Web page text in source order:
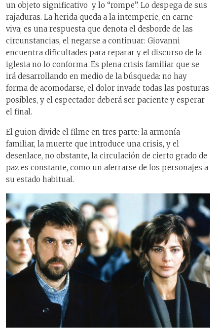
un objeto significativo y lo “rompe”. Lo despega de sus
rajaduras. La herida queda a la intemperie, en carne
viva; es una respuesta que denota el desborde de las
circunstancias, el negarse a continuar: Giovanni
encuentra dificultades para reparar y el discurso de la
iglesia no lo conforma. Es plena crisis familiar que se
irá desarrollando en medio de la búsqueda: no hay
forma de acomodarse, el dolor invade todas las posturas
posibles, y el espectador deberá ser paciente y esperar
el final.
El guion divide el filme en tres parte: la armonía
familiar, la muerte que introduce una crisis, y el
desenlace, no obstante, la circulación de cierto grado de
paz es constante, como un aferrarse de los personajes a
su estado habitual.